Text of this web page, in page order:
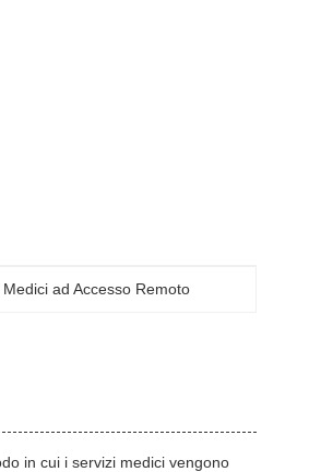
Medici ad Accesso Remoto
in cui i servizi medici vengono